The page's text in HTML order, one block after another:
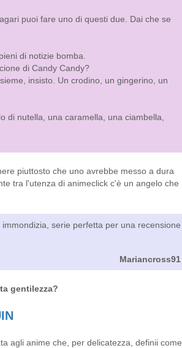
puoi fare uno di questi due. Dai che se
di notizie bomba.
di Candy Candy?
insisto. Un crodino, un gingerino, un
di nutella, una caramella, una ciambella,
piuttosto che uno avrebbe messo a dura
tra l'utenza di animeclick c'è un angelo che
serie perfetta per una recensione
Mariancross91
gentilezza?
agli anime che, per delicatezza, definii come